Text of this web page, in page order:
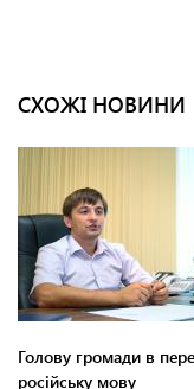
СХОЖІ НОВИНИ
Голову громади в
російську мову